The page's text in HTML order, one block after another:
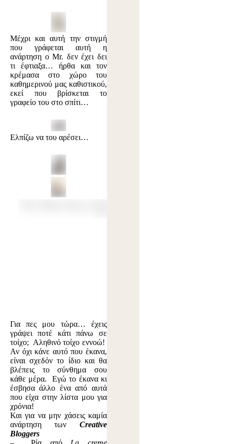
Μέχρι και αυτή την στιγμή
που γράφεται αυτή η
ανάρτηση ο Mr. δεν έχει δει
τι έφτιαξα… ήρθα και τον
κρέμασα στο χώρο του
καθημερινού μας καθιστικού,
εκεί που βρίσκεται το
γραφείο του στο σπίτι…
Ελπίζω να του αρέσει…
Για πες μου τώρα… έχεις
γράψει ποτέ κάτι πάνω σε
τοίχο; Αληθινό τοίχο εννοώ!
Αν όχι κάνε αυτό που έκανα,
είναι σχεδόν το ίδιο και θα
βλέπεις το σύνθημα σου
κάθε μέρα. Εγώ το έκανα κι
έσβησα άλλο ένα από αυτά
που είχα στην λίστα μου για
χρόνια!
Και για να μην χάσεις καμία
ανάρτηση των Creative
Bloggers